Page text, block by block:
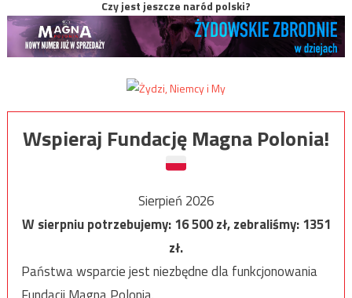
Czy jest jeszcze naród polski?
Wspieraj Fundację Magna Polonia!
Sierpień 2026
W sierpniu potrzebujemy:16 500zł, zebraliśmy:1351
zł.
Państwa wsparcie jest niezbędne dla funkcjonowania